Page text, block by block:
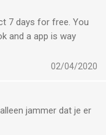
7 days for free. You
and a app is way
verbs. It is not
very good I02/04/2020
jammer dat je er